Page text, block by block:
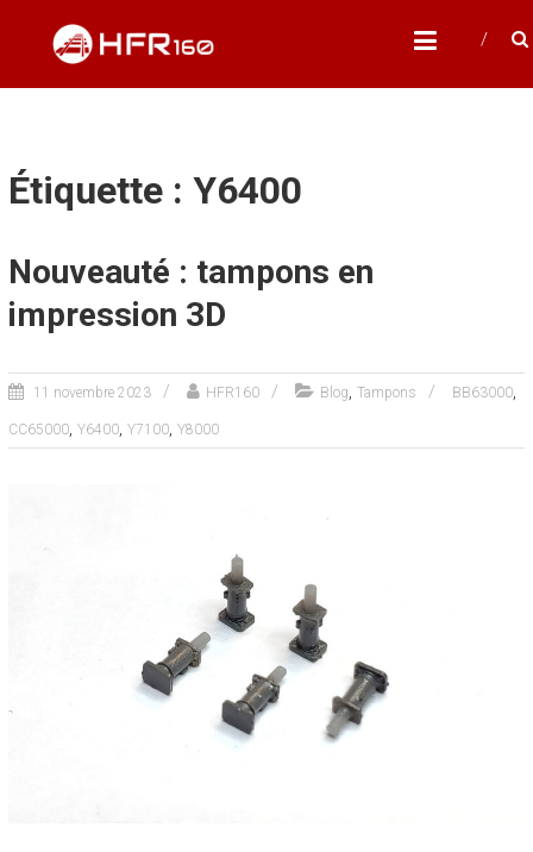
content
HFR160
Modélisme ferroviaire à l'échelle N
Étiquette : Y6400
Nouveauté : tampons en
impression 3D
11 novembre 2023 HFR160 Blog, Tampons BB63000,
CC65000, Y6400, Y7100, Y8000